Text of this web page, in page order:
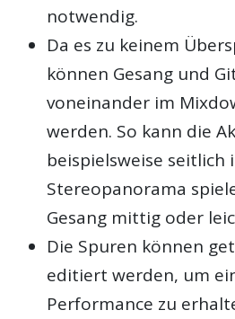
notwendig.
Da es zu keinem
können Gesang und
voneinander im
werden. So kann die
beispielsweise seitlich
Stereopanorama
Gesang mittig oder
Die Spuren können
editiert werden, um
Performance zu